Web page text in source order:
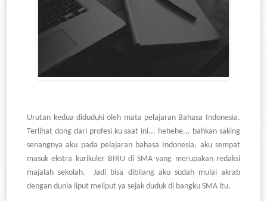
Urutan kedua diduduki oleh mata pelajaran Bahasa Indonesia.
Terlihat dong dari profesi ku saat ini... hehehe... bahkan saking
senangnya aku pada pelajaran bahasa Indonesia, aku sempat
masuk ekstra kurikuler BIRU di SMA yang merupakan redaksi
majalah sekolah. Jadi bisa dibilang aku sudah mulai akrab
dengan dunia liput meliput ya sejak duduk di bangku SMA itu.